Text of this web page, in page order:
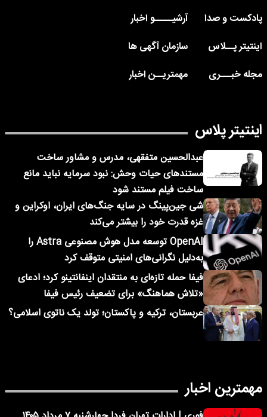
پادکست و صدا
آرشیـــــو اخبار
اینتیتر پــلاس
سازمان آگهی ها
مجله خبـــری
مهمتریــن اخبار
اینتیتر پلاس
عبدالحسین متفقهی، مدرس و مشاور ساخت
مستندهای حیات وحش: نبود سرمایه نباید مانع
ساخت فیلم مستند شود
شی جین‌پینگ در سایه جنگ‌های ایران، اوکراین و
غزه قدرت خود را بیشتر می‌کند
OpenAI توسعه مدل هوش مصنوعی Astra را
به‌دلیل نگرانی‌های امنیتی متوقف کرد
فیفا حمله تازه‌ای به منتقدان اینفانتینو کرد؛ ادعای
«تلاش هماهنگ» برای تضعیف رئیس فیفا
عربستان، ترکیه و پاکستان؛ تولد یک ناتوی اسلامی؟
مهمترین اخبار